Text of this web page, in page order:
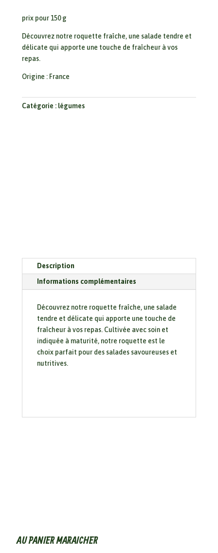
prix pour 150 g
Découvrez notre roquette fraîche, une salade tendre et
délicate qui apporte une touche de fraîcheur à vos
repas.
Origine : France
Catégorie : légumes
Description
Informations complémentaires
Découvrez notre roquette fraîche, une salade
tendre et délicate qui apporte une touche de
fraîcheur à vos repas. Cultivée avec soin et
indiquée à maturité, notre roquette est le
choix parfait pour des salades savoureuses et
nutritives.
AU PANIER MARAICHER